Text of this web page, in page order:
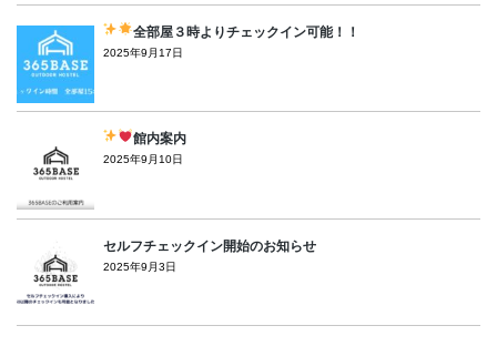
全部屋３時よりチェックイン可能！！
2025年9月17日
館内案内
2025年9月10日
セルフチェックイン開始のお知らせ
2025年9月3日